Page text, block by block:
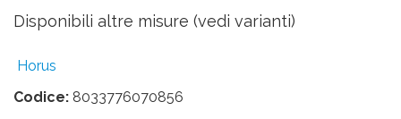
Disponibili altre misure (vedi varianti)
Horus
Codice: 8033776070856